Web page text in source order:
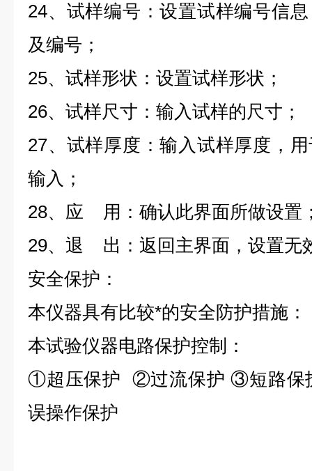
24、试样编号：设置试样编号信
及编号；
25、试样形状：设置试样形状；
26、试样尺寸：输入试样的尺寸；
27、试样厚度：输入试样厚度，
输入；
28、应 用：确认此界面所做设置
29、退 出：返回主界面，设置无
安全保护：
本仪器具有比较*的安全防护措施：
本试验仪器电路保护控制：
①超压保护 ②过流保护 ③短路
误操作保护